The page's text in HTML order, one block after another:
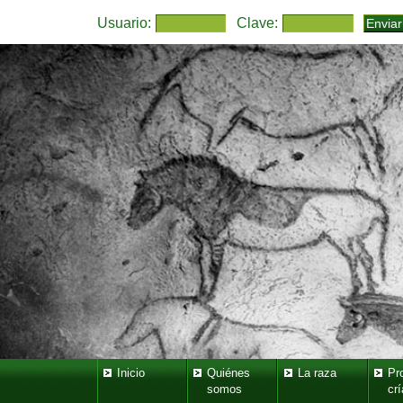
Usuario: Clave:
Inicio
Quiénes
somos
La raza